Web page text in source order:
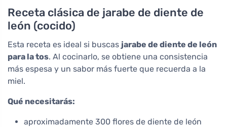
Receta clásica de jarabe de diente de
león (cocido)
Esta receta es ideal si buscas jarabe de diente de león
para la tos. Al cocinarlo, se obtiene una consistencia
más espesa y un sabor más fuerte que recuerda a la
miel.
Qué necesitarás:
aproximadamente 300 flores de diente de león